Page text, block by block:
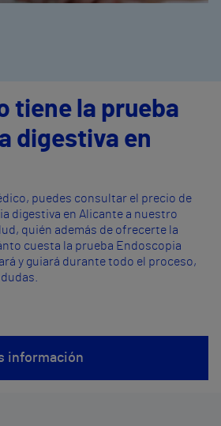
tiene la prueba
digestiva en
puedes consultar el precio de
digestiva en Alicante a nuestro
quién además de ofrecerte la
cuesta la prueba Endoscopia
y guiará durante todo el proceso,
información